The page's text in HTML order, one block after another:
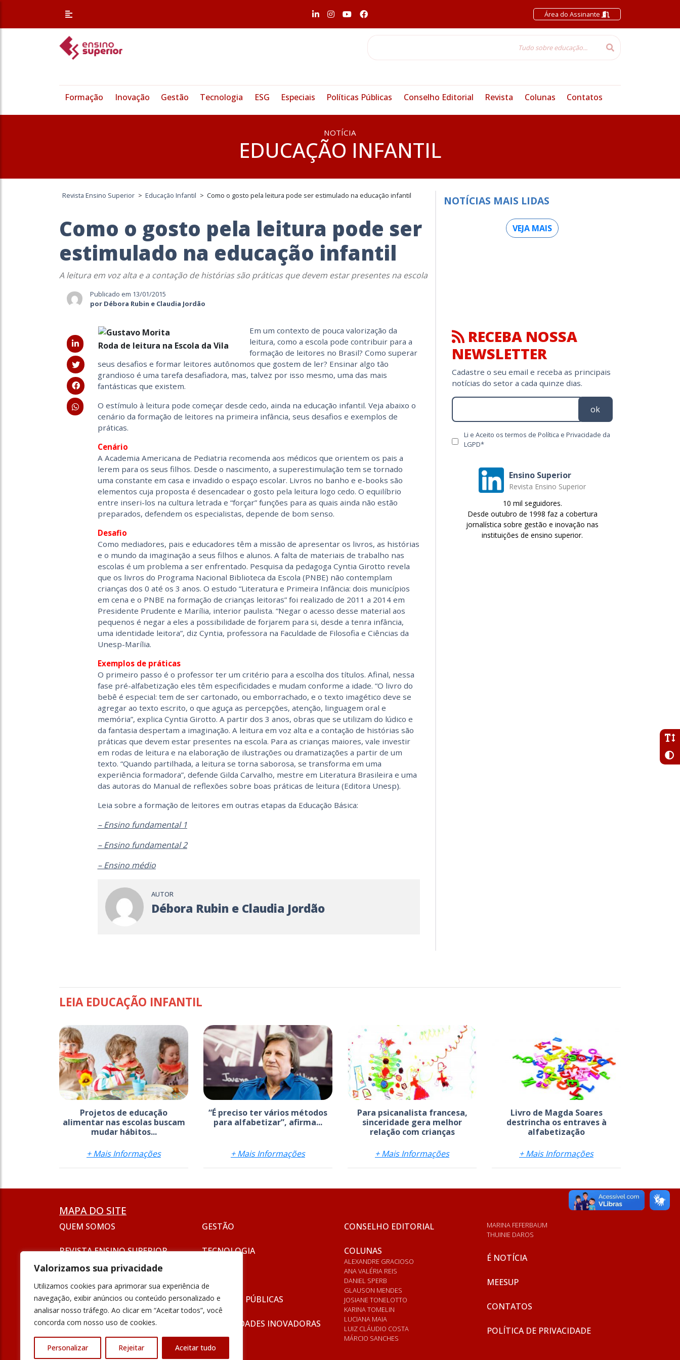
Valorizamos sua privacidade
Utilizamos cookies para aprimorar sua experiência de
navegação, exibir anúncios ou conteúdo personalizado e
analisar nosso tráfego. Ao clicar em “Aceitar todos”, você
concorda com nosso uso de cookies.
Personalizar Rejeitar Aceitar tudo
Área do Assinante
Formação Inovação Gestão Tecnologia ESG Especiais Políticas Públicas Conselho Editorial Revista Colunas Contatos
NOTÍCIA
EDUCAÇÃO INFANTIL
Revista Ensino Superior > Educação Infantil > Como o gosto pela leitura pode ser estimulado na educação infantil
Como o gosto pela leitura pode ser
estimulado na educação infantil
A leitura em voz alta e a contação de histórias são práticas que devem estar presentes na escola
Publicado em 13/01/2015
por Débora Rubin e Claudia Jordão
Roda de leitura na Escola da Vila
Em um contexto de pouca valorização da
leitura, como a escola pode contribuir para a
formação de leitores no Brasil? Como superar
seus desafios e formar leitores autônomos que gostem de ler? Ensinar algo tão
grandioso é uma tarefa desafiadora, mas, talvez por isso mesmo, uma das mais
fantásticas que existem.
O estímulo à leitura pode começar desde cedo, ainda na educação infantil. Veja abaixo o
cenário da formação de leitores na primeira infância, seus desafios e exemplos de
práticas.
Cenário
A Academia Americana de Pediatria recomenda aos médicos que orientem os pais a
lerem para os seus filhos. Desde o nascimento, a superestimulação tem se tornado
uma constante em casa e invadido o espaço escolar. Livros no banho e e-books são
elementos cuja proposta é desencadear o gosto pela leitura logo cedo. O equilíbrio
entre inseri-los na cultura letrada e “forçar” funções para as quais ainda não estão
preparados, defendem os especialistas, depende de bom senso.
Desafio
Como mediadores, pais e educadores têm a missão de apresentar os livros, as histórias
e o mundo da imaginação a seus filhos e alunos. A falta de materiais de trabalho nas
escolas é um problema a ser enfrentado. Pesquisa da pedagoga Cyntia Girotto revela
que os livros do Programa Nacional Biblioteca da Escola (PNBE) não contemplam
crianças dos 0 até os 3 anos. O estudo “Literatura e Primeira Infância: dois municípios
em cena e o PNBE na formação de crianças leitoras” foi realizado de 2011 a 2014 em
Presidente Prudente e Marília, interior paulista. “Negar o acesso desse material aos
pequenos é negar a eles a possibilidade de forjarem para si, desde a tenra infância,
uma identidade leitora”, diz Cyntia, professora na Faculdade de Filosofia e Ciências da
Unesp-Marília.
Exemplos de práticas
O primeiro passo é o professor ter um critério para a escolha dos títulos. Afinal, nessa
fase pré-alfabetização eles têm especificidades e mudam conforme a idade. “O livro do
bebê é especial: tem de ser cartonado, ou emborrachado, e o texto imagético deve se
agregar ao texto escrito, o que aguça as percepções, atenção, linguagem oral e
memória”, explica Cyntia Girotto. A partir dos 3 anos, obras que se utilizam do lúdico e
da fantasia despertam a imaginação. A leitura em voz alta e a contação de histórias são
práticas que devem estar presentes na escola. Para as crianças maiores, vale investir
em rodas de leitura e na elaboração de ilustrações ou dramatizações a partir de um
texto. “Quando partilhada, a leitura se torna saborosa, se transforma em uma
experiência formadora”, defende Gilda Carvalho, mestre em Literatura Brasileira e uma
das autoras do Manual de reflexões sobre boas práticas de leitura (Editora Unesp).
Leia sobre a formação de leitores em outras etapas da Educação Básica:
– Ensino fundamental 1
– Ensino fundamental 2
– Ensino médio
AUTOR
Débora Rubin e Claudia Jordão
NOTÍCIAS MAIS LIDAS
VEJA MAIS
RECEBA NOSSA
NEWSLETTER
Cadastre o seu email e receba as principais
notícias do setor a cada quinze dias.
ok
Li e Aceito os termos de Política e Privacidade da
LGPD*
Ensino Superior
Revista Ensino Superior
10 mil seguidores.
Desde outubro de 1998 faz a cobertura
jornalística sobre gestão e inovação nas
instituições de ensino superior.
LEIA EDUCAÇÃO INFANTIL
Projetos de educação
alimentar nas escolas buscam
mudar hábitos...
+ Mais Informações
“É preciso ter vários métodos
para alfabetizar”, afirma...
+ Mais Informações
Para psicanalista francesa,
sinceridade gera melhor
relação com crianças
+ Mais Informações
Livro de Magda Soares
destrincha os entraves à
alfabetização
+ Mais Informações
MAPA DO SITE
QUEM SOMOS
REVISTA ENSINO SUPERIOR
SEJA UM ANUNCIANTE
FORMAÇÃO
INOVAÇÃO
PODCAST
GESTÃO
TECNOLOGIA
POLÍTICAS PÚBLICAS
UNIVERSIDADES INOVADORAS
CONSELHO EDITORIAL
COLUNAS
ALEXANDRE GRACIOSO
ANA VALÉRIA REIS
DANIEL SPERB
GLAUSON MENDES
JOSIANE TONELOTTO
KARINA TOMELIN
LUCIANA MAIA
LUIZ CLÁUDIO COSTA
MÁRCIO SANCHES
MARINA FEFERBAUM
THUINIE DAROS
É NOTÍCIA
MEESUP
CONTATOS
POLÍTICA DE PRIVACIDADE